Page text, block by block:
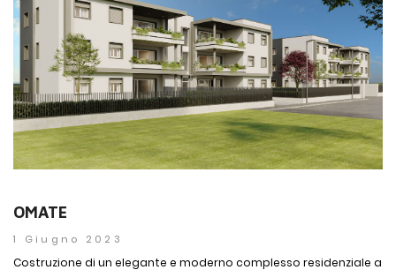
OMATE
1 Giugno 2023
Costruzione di un elegante e moderno complesso residenziale a